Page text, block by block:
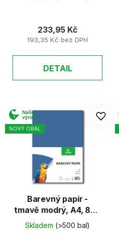
193,35 Kč bez DPH
233,95 Kč
DETAIL
NOVÝ OBAL
Barevný papír -
tmavě modrý, A4, 80g
(100 listů)
Skladem (>500 bal)